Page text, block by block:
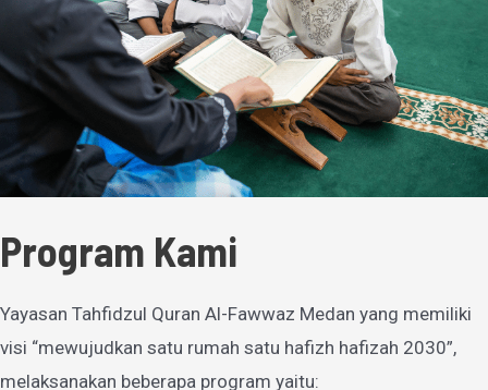
Program Kami
Yayasan Tahfidzul Quran Al-Fawwaz Medan yang memiliki
visi “mewujudkan satu rumah satu hafizh hafizah 2030”,
melaksanakan beberapa program yaitu: